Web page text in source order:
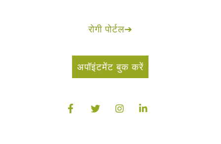
रोगी पोर्टल➔
अपॉइंटमेंट बुक करें